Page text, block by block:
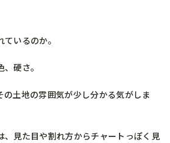
いるのか。
硬さ。
の土地の雰囲気が少し分かる気がしま
、見た目や割れ方からチャートっぽく見